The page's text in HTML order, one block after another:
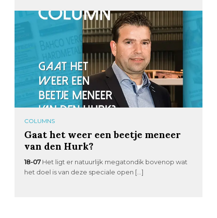
COLUMNS
Gaat het weer een beetje meneer
van den Hurk?
18-07 Het ligt er natuurlijk megatondik bovenop wat
het doel is van deze speciale open […]